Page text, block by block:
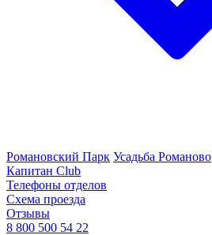
Романовский Парк Усадьба Романово
Капитан Club
Телефоны отделов
Схема проезда
Отзывы
8 800 500 54 22